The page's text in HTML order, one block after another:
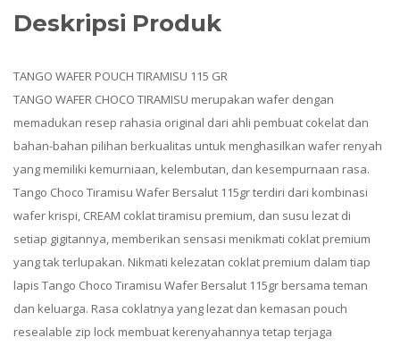
Deskripsi Produk
TANGO WAFER POUCH TIRAMISU 115 GR
TANGO WAFER CHOCO TIRAMISU merupakan wafer dengan
memadukan resep rahasia original dari ahli pembuat cokelat dan
bahan-bahan pilihan berkualitas untuk menghasilkan wafer renyah
yang memiliki kemurniaan, kelembutan, dan kesempurnaan rasa.
Tango Choco Tiramisu Wafer Bersalut 115gr terdiri dari kombinasi
wafer krispi, CREAM coklat tiramisu premium, dan susu lezat di
setiap gigitannya, memberikan sensasi menikmati coklat premium
yang tak terlupakan. Nikmati kelezatan coklat premium dalam tiap
lapis Tango Choco Tiramisu Wafer Bersalut 115gr bersama teman
dan keluarga. Rasa coklatnya yang lezat dan kemasan pouch
resealable zip lock membuat kerenyahannya tetap terjaga